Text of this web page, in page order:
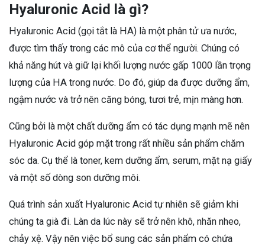
Hyaluronic Acid là gì?
Hyaluronic Acid (gọi tắt là HA) là một phân tử ưa nước,
được tìm thấy trong các mô của cơ thể người. Chúng có
khả năng hút và giữ lại khối lượng nước gấp 1000 lần trọng
lượng của HA trong nước. Do đó, giúp da được dưỡng ẩm,
ngậm nước và trở nên căng bóng, tươi trẻ, mịn màng hơn.
Cũng bởi là một chất dưỡng ẩm có tác dụng mạnh mẽ nên
Hyaluronic Acid góp mặt trong rất nhiều sản phẩm chăm
sóc da. Cụ thể là toner, kem dưỡng ẩm, serum, mặt nạ giấy
và một số dòng son dưỡng môi.
Quá trình sản xuất Hyaluronic Acid tự nhiên sẽ giảm khi
chúng ta già đi. Làn da lúc này sẽ trở nên khô, nhăn nheo,
chảy xệ. Vậy nên việc bổ sung các sản phẩm có chứa